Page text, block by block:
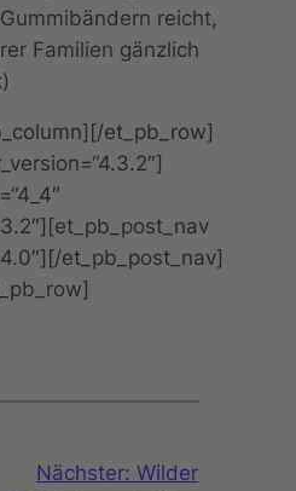
reicht,
Familien gänzlich
et_pb_row]
et_pb_post_nav]
Nächster:Wilder